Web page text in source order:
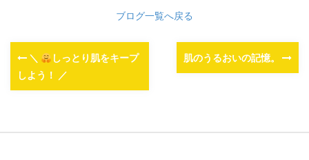
ブログ一覧へ戻る
＼
しっとり肌をキープ
しよう！ ／
肌のうるおいの記憶。